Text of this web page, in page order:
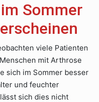
Sommer
viele Patienten
mit Arthrose
sich im Sommer besser
und feuchter
sich dies nicht